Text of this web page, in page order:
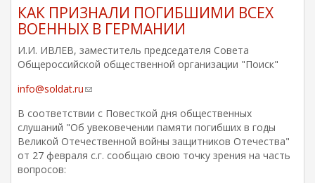
(
А
Р
Е
М
В
Ч
)
Е
С
Е
Р
Н
Л
И
Ь
З
Б
О
.
КАК ПРИЗНАЛИ ПОГИБШИМИ ВСЕХ
ВОЕННЫХ В ГЕРМАНИИ
И.И. ИВЛЕВ, заместитель председателя Совета
Общероссийской общественной организации "Поиск"
info@soldat.ru(
с
ы
л
к
В соответствии с Повесткой дня общественных
слушаний "Об увековечении памяти погибших в годы
Великой Отечественной войны защитников Отечества"
от 27 февраля с.г. сообщаю свою точку зрения на часть
вопросов: